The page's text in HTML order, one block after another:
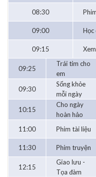
08:30
09:00 Học
09:15
09:25
Trái tim cho
em
09:30
Sống khỏe
mỗi ngày
10:15
Cho ngày
hoàn hảo
11:00 Phim tài liệu
11:30 Phim truyện
12:15
Giao lưu -
Tọa đàm